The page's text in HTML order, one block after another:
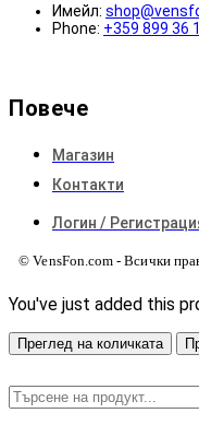
Имейл:
Phone: +359 899 36
Повече
Магазин
Контакти
Логин /
© VensFon.com - Всички
You've just added this
Преглед на количката